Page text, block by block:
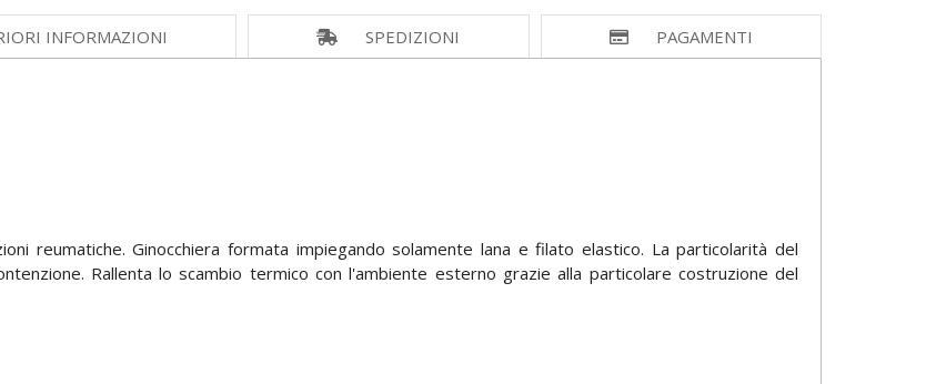
INFORMAZIONI SPEDIZIONI PAGAMENTI
reumatiche. Ginocchiera formata impiegando solamente lana e filato elastico. La particolarità del
Rallenta lo scambio termico con l'ambiente esterno grazie alla particolare costruzione del